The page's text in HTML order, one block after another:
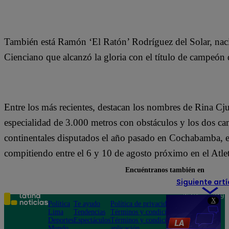
X
También está Ramón ‘El Ratón’ Rodríguez del Solar,
Cienciano que alcanzó la gloria con el título de campeón
Entre los más recientes, destacan los nombres de Rina
especialidad de 3.000 metros con obstáculos y los dos
continentales disputados el año pasado en
compitiendo entre el 6 y 10 de agosto próximo en el
Siguiente
Encuéntranos también en
Política
Lima
Deportes
Te ayudo
Tendencias
Espectáculos
Política de privacidad
Términos y condiciones
Términos y condiciones
Teléfono: 219
Av. San
Felipe 968